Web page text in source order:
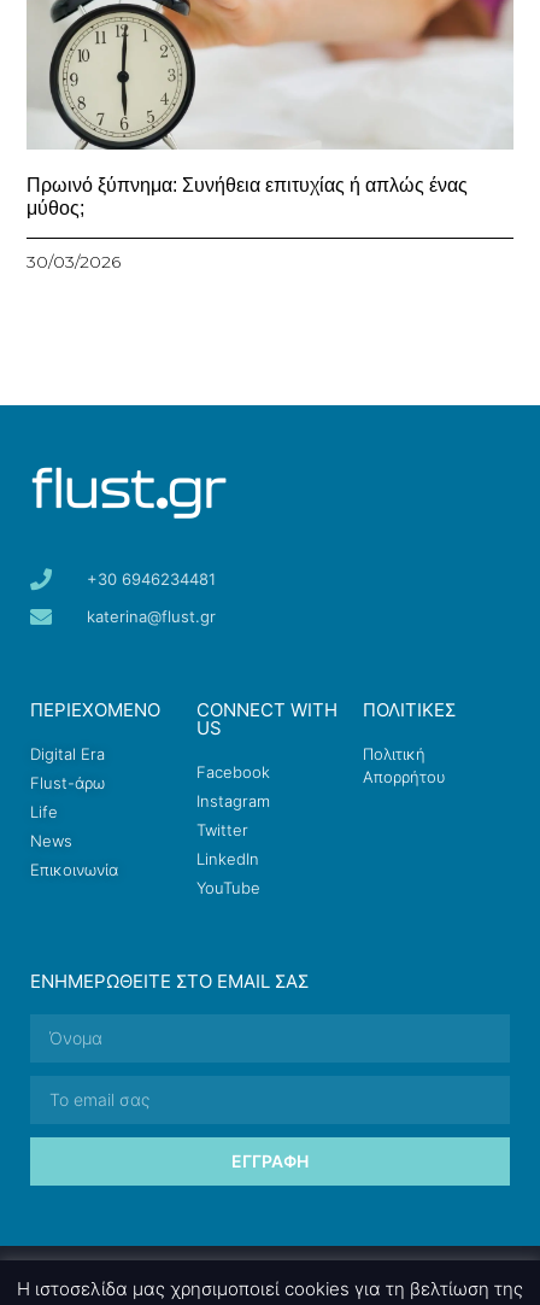
Πρωινό ξύπνημα: Συνήθεια επιτυχίας ή απλώς ένας
μύθος;
30/03/2026
+30 6946234481
katerina@flust.gr
ΠΕΡΙΕΧΟΜΕΝΟ
Digital Era
Flust-άρω
Life
News
Επικοινωνία
CONNECT WITH
US
Facebook
Instagram
Twitter
LinkedIn
YouTube
ΠΟΛΙΤΙΚΕΣ
Πολιτική
Απορρήτου
ΕΝΗΜΕΡΩΘΕΊΤΕ ΣΤΟ EMAIL ΣΑΣ
ΕΓΓΡΑΦΉ
Η ιστοσελίδα μας χρησιμοποιεί cookies για τη βελτίωση της